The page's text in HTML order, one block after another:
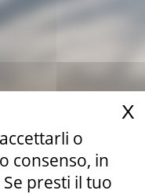
o
consenso, in
presti il tuo
X